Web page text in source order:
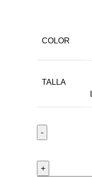
COLOR
TALLA